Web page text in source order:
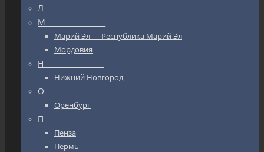
Л_________________
М_________________
Марий Эл — Республика Марий Эл
Мордовия
Н_________________
Нижний Новгород
О_________________
Оренбург
П_________________
Пенза
Пермь